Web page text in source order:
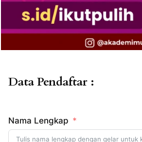
Data Pendaftar :
Nama Lengkap